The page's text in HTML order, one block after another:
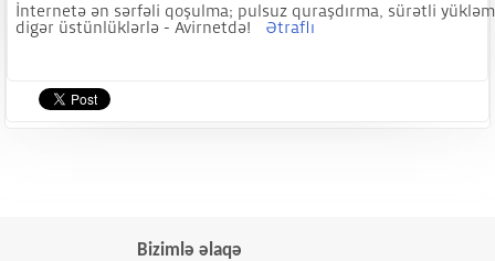
İnternetə ən sərfəli qoşulma; pulsuz quraşdırma, sürətli
digər üstünlüklərlə - Avirnetdə!
Ətraflı
Bizimlə əlaqə